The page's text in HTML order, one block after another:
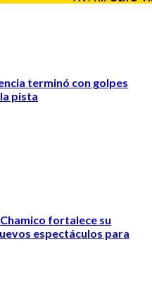
terminó con golpes
pista
fortalece su
espectáculos para